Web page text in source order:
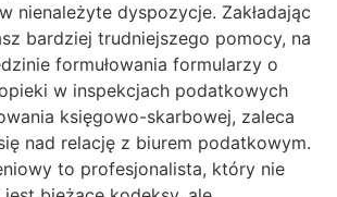
nienależyte dyspozycje. Zakładając
bardziej trudniejszego pomocy, na
formułowania formularzy o
w inspekcjach podatkowych
księgowo-skarbowej, zaleca
nad relację z biurem podatkowym.
to profesjonalista, który nie